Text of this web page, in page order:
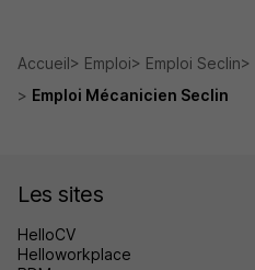
Accueil Emploi Emploi Seclin
Emploi Mécanicien Seclin
Les sites
HelloCV
Helloworkplace